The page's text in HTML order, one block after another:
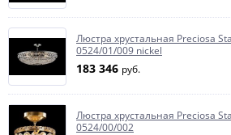
Люстра хрустальная Preciosa
0524/01/009 nickel
183 346 руб.
Люстра хрустальная Preciosa
0524/00/002